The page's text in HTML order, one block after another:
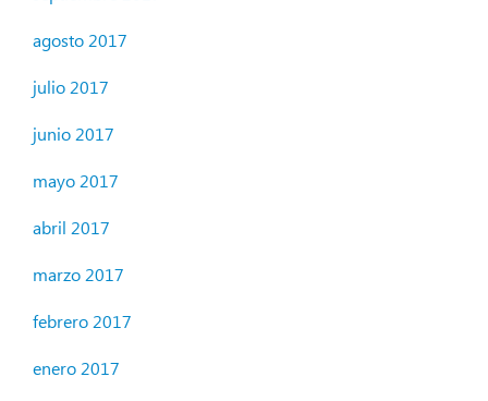
agosto 2017
julio 2017
junio 2017
mayo 2017
abril 2017
marzo 2017
febrero 2017
enero 2017